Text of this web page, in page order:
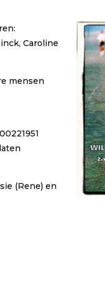
Caroline
mensen
(Rene) en